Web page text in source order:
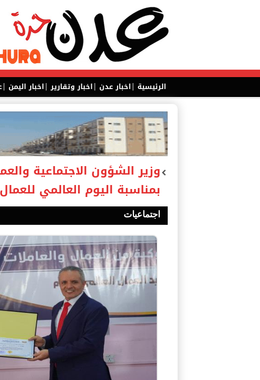
الرئيسية |اخبار عدن |اخبار وتقارير |اخبار اليمن |
وزير الشؤون الاجتماعية
بمناسبة اليوم العالمي للعمال
اجتماعيات